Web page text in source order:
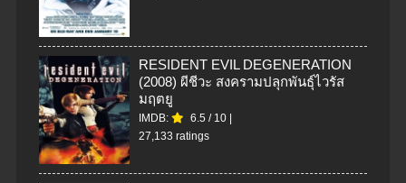
RESIDENT EVIL DEGENERATION
(2008) ผีชีวะ สงครามปลุกพันธุ์ไวรัส
มฤตยู
IMDB: 6.5 / 10
27,133 ratings